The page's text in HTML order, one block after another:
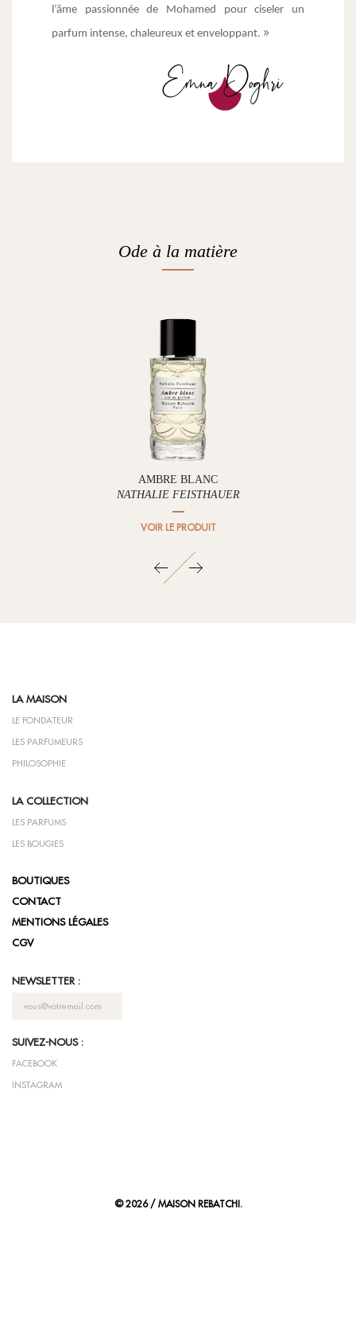
l’âme passionnée de Mohamed pour ciseler un
parfum intense, chaleureux et enveloppant. »
Ode à la matière
AMBRE BLANC
NATHALIE FEISTHAUER
VOIR LE PRODUIT
LA MAISON
LE FONDATEUR
LES PARFUMEURS
PHILOSOPHIE
LA COLLECTION
LES PARFUMS
LES BOUGIES
BOUTIQUES
CONTACT
MENTIONS LÉGALES
CGV
NEWSLETTER :
SUIVEZ-NOUS :
FACEBOOK
INSTAGRAM
© 2026 / MAISON REBATCHI.